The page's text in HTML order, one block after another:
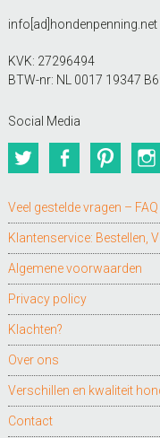
info[ad]hondenpenning.net
KVK: 27296494
BTW-nr: NL 0017 19347
Social Media
TwitterFacebook
Veel gestelde vragen – FAQ
Klantenservice: Bestellen,
Algemene voorwaarden
Privacy policy
Klachten?
Over ons
Verschillen en kwaliteit
Contact